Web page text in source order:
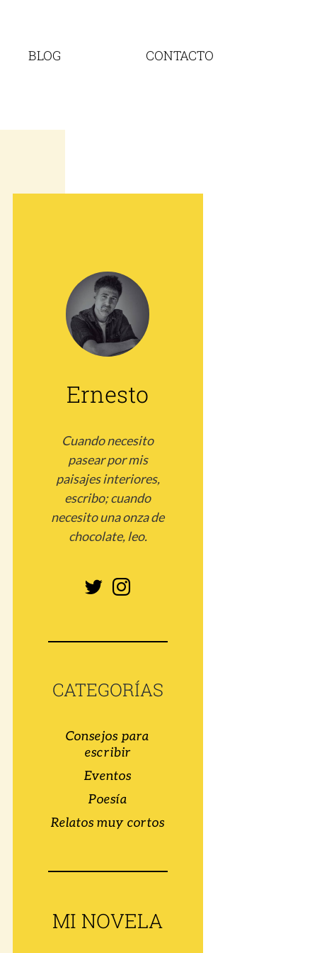
BLOG CONTACTO
Ernesto
Cuando necesito
pasear por mis
paisajes interiores,
escribo; cuando
necesito una onza de
chocolate, leo.
CATEGORÍAS
Consejos para
escribir
Eventos
Poesía
Relatos muy cortos
MI NOVELA